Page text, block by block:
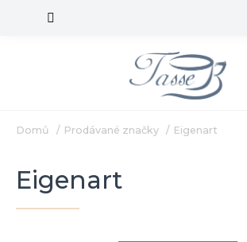
Domů / Prodávané značky / Eigenart
Eigenart